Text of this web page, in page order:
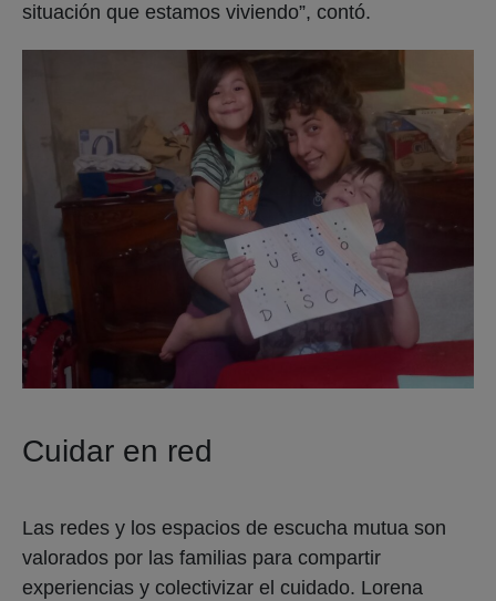
situación que estamos viviendo”, contó.
Cuidar en red
Las redes y los espacios de escucha mutua son
valorados por las familias para compartir
experiencias y colectivizar el cuidado. Lorena